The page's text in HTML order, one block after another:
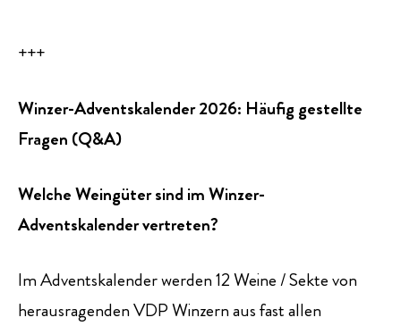
+++
Winzer-Adventskalender 2026: Häufig gestellte
Fragen (Q&A)
Welche Weingüter sind im Winzer-
Adventskalender vertreten?
Im Adventskalender werden 12 Weine / Sekte von
herausragenden VDP Winzern aus fast allen